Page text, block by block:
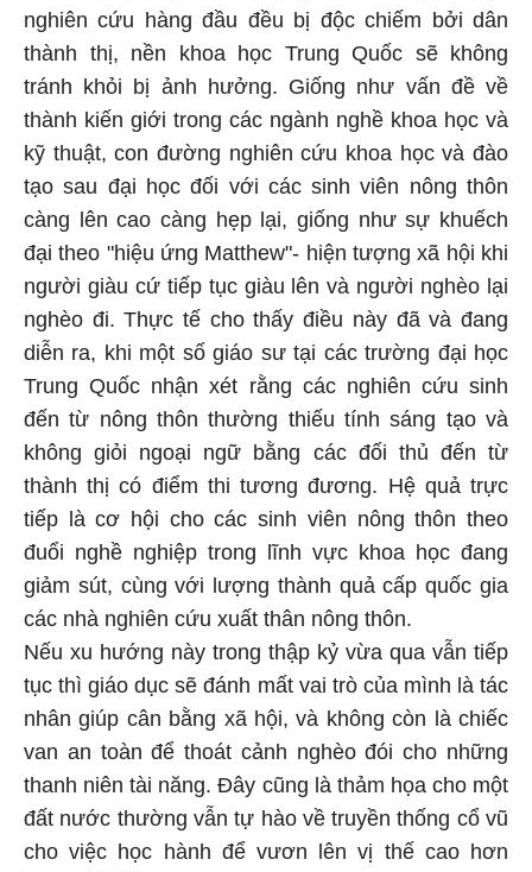
nghiên cứu hàng đầu đều bị độc chiếm bởi dân
thành thị, nền khoa học Trung Quốc sẽ không
tránh khỏi bị ảnh hưởng. Giống như vấn đề về
thành kiến giới trong các ngành nghề khoa học và
kỹ thuật, con đường nghiên cứu khoa học và đào
tạo sau đại học đối với các sinh viên nông thôn
càng lên cao càng hẹp lại, giống như sự khuếch
đại theo "hiệu ứng Matthew"- hiện tượng xã hội khi
người giàu cứ tiếp tục giàu lên và người nghèo lại
nghèo đi. Thực tế cho thấy điều này đã và đang
diễn ra, khi một số giáo sư tại các trường đại học
Trung Quốc nhận xét rằng các nghiên cứu sinh
đến từ nông thôn thường thiếu tính sáng tạo và
không giỏi ngoại ngữ bằng các đối thủ đến từ
thành thị có điểm thi tương đương. Hệ quả trực
tiếp là cơ hội cho các sinh viên nông thôn theo
đuổi nghề nghiệp trong lĩnh vực khoa học đang
giảm sút, cùng với lượng thành quả cấp quốc gia
các nhà nghiên cứu xuất thân nông thôn.
Nếu xu hướng này trong thập kỷ vừa qua vẫn tiếp
tục thì giáo dục sẽ đánh mất vai trò của mình là tác
nhân giúp cân bằng xã hội, và không còn là chiếc
van an toàn để thoát cảnh nghèo đói cho những
thanh niên tài năng. Đây cũng là thảm họa cho một
đất nước thường vẫn tự hào về truyền thống cổ vũ
cho việc học hành để vươn lên vị thế cao hơn